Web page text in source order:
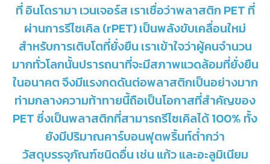
ที่ อินโดรามา เวนเจอร์ส เราเชื่อว่าพลาสติก PET ที่
ผ่านการรีไซเคิล (rPET) เป็นพลังขับเคลื่อนใหม่
สำหรับการเติบโตที่ยั่งยืน เราเข้าใจว่าผู้คนจำนวน
มากทั่วโลกนั้นปรารถนาที่จะมีสภาพแวดล้อมที่ยั่งยืน
ในอนาคต จึงมีแรงกดดันต่อพลาสติกเป็นอย่างมาก
ท่ามกลางความท้าทายนี้ถือเป็นโอกาสที่สำคัญของ
PET ซึ่งเป็นพลาสติกที่สามารถรีไซเคิลได้ 100% ทั้ง
ยังมีปริมาณคาร์บอนฟุตพริ้นท์ต่ำกว่า
วัสดุบรรจุภัณฑ์ชนิดอื่น เช่น แก้ว และอะลูมิเนียม